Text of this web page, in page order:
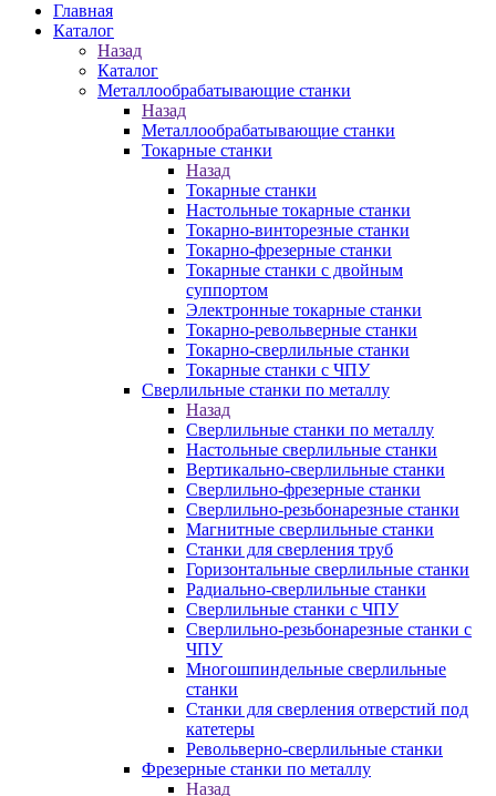
Главная
Каталог
Назад
Каталог
Металлообрабатывающие станки
Назад
Металлообрабатывающие станки
Токарные станки
Назад
Токарные станки
Настольные токарные станки
Токарно-винторезные станки
Токарно-фрезерные станки
Токарные станки с двойным
суппортом
Электронные токарные станки
Токарно-револьверные станки
Токарно-сверлильные станки
Токарные станки с ЧПУ
Сверлильные станки по металлу
Назад
Сверлильные станки по металлу
Настольные сверлильные станки
Вертикально-сверлильные станки
Сверлильно-фрезерные станки
Сверлильно-резьбонарезные станки
Магнитные сверлильные станки
Станки для сверления труб
Горизонтальные сверлильные станки
Радиально-сверлильные станки
Сверлильные станки с ЧПУ
Сверлильно-резьбонарезные станки с
ЧПУ
Многошпиндельные сверлильные
станки
Станки для сверления отверстий под
катетеры
Револьверно-сверлильные станки
Фрезерные станки по металлу
Назад